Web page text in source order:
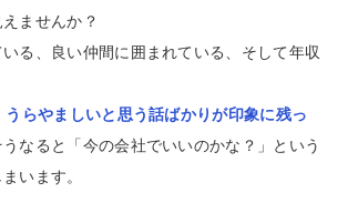
ませんか？
る、良い仲間に囲まれている、そして年収
うらやましいと思う話ばかりが印象に残っ
うなると「今の会社でいいのかな？」という
います。